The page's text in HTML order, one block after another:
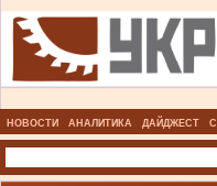
НОВОСТИ АНАЛИТИКА ДАЙДЖЕСТ